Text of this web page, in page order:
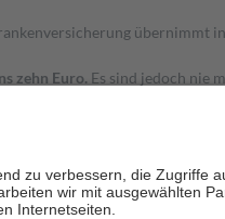
übernimmt
zehn Euro. Es sind jedoch nie
keine Zuzahlungen an bei: